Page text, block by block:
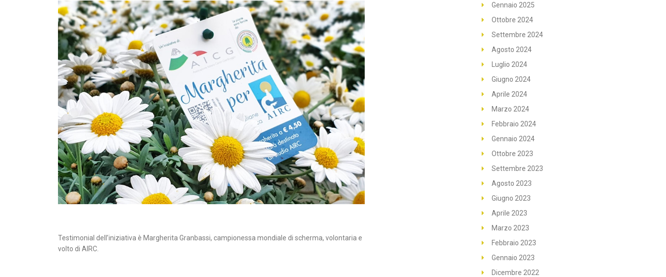
Testimonial dell’iniziativa è Margherita Granbassi, campionessa mondiale di scherma, volontaria e
volto di AIRC.
Gennaio 2025
Ottobre 2024
Settembre 2024
Agosto 2024
Luglio 2024
Giugno 2024
Aprile 2024
Marzo 2024
Febbraio 2024
Gennaio 2024
Ottobre 2023
Settembre 2023
Agosto 2023
Giugno 2023
Aprile 2023
Marzo 2023
Febbraio 2023
Gennaio 2023
Dicembre 2022